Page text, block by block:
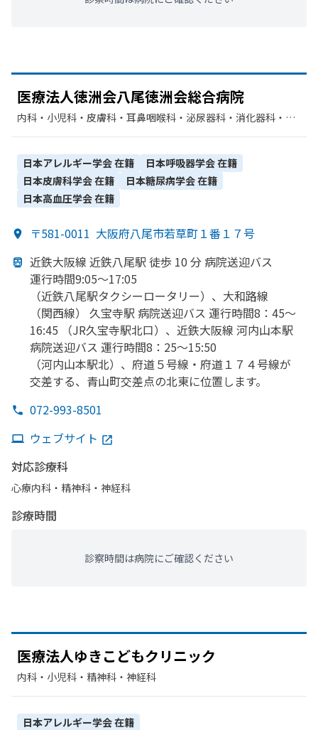
医療法人徳洲会八尾徳洲会総合病院
内科・​小児科・​皮膚科・​耳鼻咽喉科・​泌尿器科・​消化器科・​呼
科・​呼吸器外科・​整形外科・​脳神経外科・​心臓血管外科・​形成
外科・​眼科・​麻酔科・​歯科・​歯科口腔外科・​婦人科・​リハビリ
テーション・​臨床検査・病理診断・​美容外科・​小児外科・​循環
器科・​腫瘍内科・外科・​肝臓内科・外科・​腎臓内科・外科・​緩
日本アレルギー学会在籍 日本呼吸器学会在籍
日本皮膚科学会在籍 日本糖尿病学会在籍
日本高血圧学会在籍
〒581-0011 大阪府八尾市若草町１番１７号
近鉄大阪線 近鉄八尾駅 徒歩 10 分 病院送迎バス
運行時間9:05〜17:05
（近鉄八尾駅タクシーロータリー）、 大和路線
（関西線）
久宝寺駅 病院送迎バス 運行時間8：45〜
16:45
（JR久宝寺駅北口）、 近鉄大阪線 河内山本駅
病院送迎バス 運行時間8：25〜15:50
（河内山本駅北）、 府道５号線・府道１７４号線が
交差する、 青山町交差点の北東に位置します。
072-993-8501
ウェブサイト
対応診療科
心療内科・​精神科・神経科
診療時間
診察時間は病院にご確認ください
医療法人ゆきこどもクリニック
内科・​小児科・​精神科・神経科
日本アレルギー学会在籍